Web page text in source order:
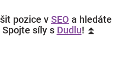
pozice v SEO a hledáte
síly s Dudlu! ⏫